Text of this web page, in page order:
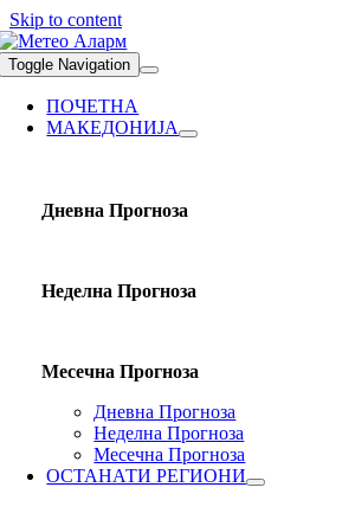
Skip to content
Toggle Navigation
ПОЧЕТНА
МАКЕДОНИЈА
Дневна Прогноза
Неделна Прогноза
Месечна Прогноза
Дневна Прогноза
Неделна Прогноза
Месечна Прогноза
ОСТАНАТИ РЕГИОНИ